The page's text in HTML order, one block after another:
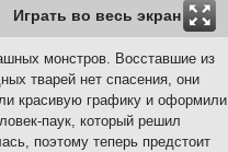
Играть во весь экран
монстров. Восставшие из
тварей нет спасения, они
красивую графику и оформили
паук, который решил
поэтому теперь предстоит